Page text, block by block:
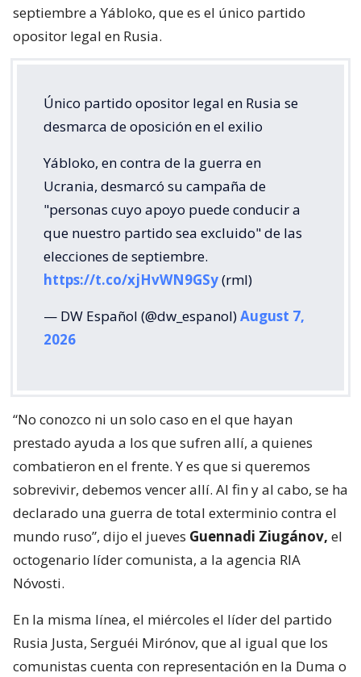
septiembre a Yábloko, que es el único partido
opositor legal en Rusia.
Único partido opositor legal en Rusia se
desmarca de oposición en el exilio
Yábloko, en contra de la guerra en
Ucrania, desmarcó su campaña de
"personas cuyo apoyo puede conducir a
que nuestro partido sea excluido" de las
elecciones de septiembre.
https://t.co/xjHvWN9GSy(rml)
— DW Español (@dw_espanol)August 7,
2026
“No conozco ni un solo caso en el que hayan
prestado ayuda a los que sufren allí, a quienes
combatieron en el frente. Y es que si queremos
sobrevivir, debemos vencer allí. Al fin y al cabo, se ha
declarado una guerra de total exterminio contra el
mundo ruso”, dijo el jueves Guennadi Ziugánov, el
octogenario líder comunista, a la agencia RIA
Nóvosti.
En la misma línea, el miércoles el líder del partido
Rusia Justa, Serguéi Mirónov, que al igual que los
comunistas cuenta con representación en la Duma o